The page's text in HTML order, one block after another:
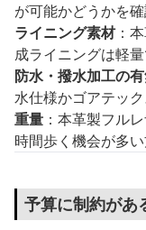
が可能かどうかを
ライニング素材：
成ライニングは軽
防水・撥水加工の
水仕様かゴアテッ
重量 ：本革製フル
時間歩く機会が多
予算に制約があ